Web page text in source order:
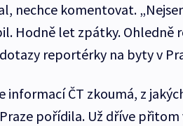
nechce komentovat.
Hodně let zpátky. Ohledně
reportérky na byty v
informací ČT zkoumá, z
pořídila. Už dříve